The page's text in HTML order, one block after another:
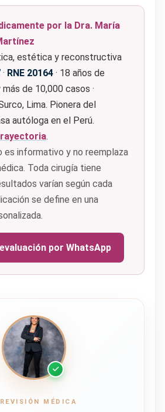
por la Dra. María
estética y reconstructiva
· RNE 20164· 18 años de
de 10,000 casos ·
Lima. Pionera del
autóloga en el Perú.
.
es informativo y no reemplaza
Toda cirugía tiene
varían según cada
se define en una
por WhatsApp
REVISIÓN MÉDICA